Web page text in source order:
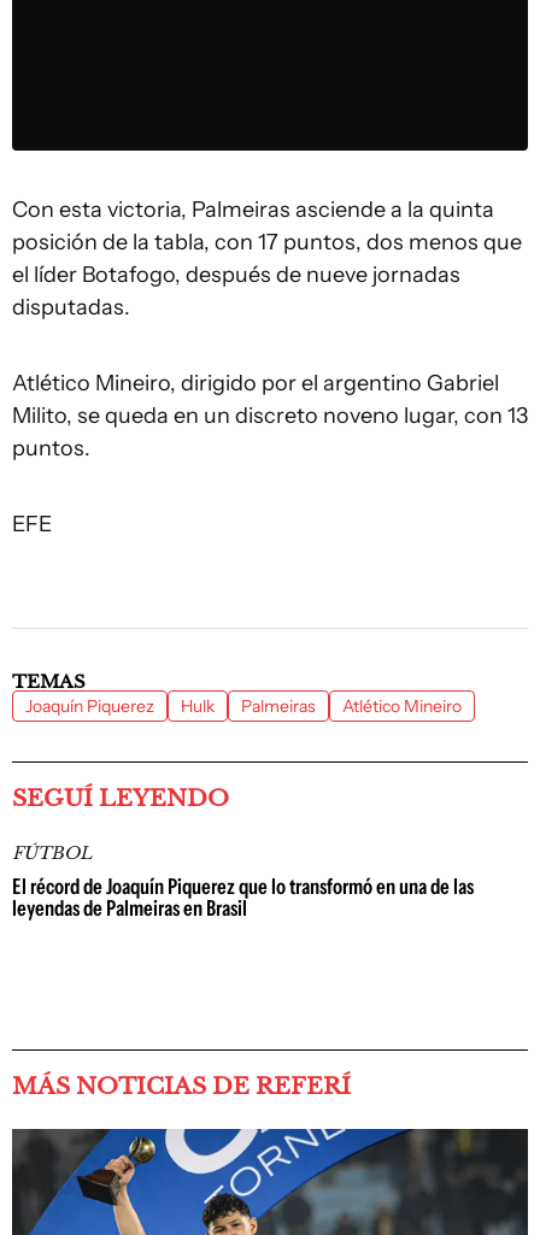
Con esta victoria, Palmeiras asciende a la quinta
posición de la tabla, con 17 puntos, dos menos que
el líder Botafogo, después de nueve jornadas
disputadas.
Atlético Mineiro, dirigido por el argentino Gabriel
Milito, se queda en un discreto noveno lugar, con 13
puntos.
EFE
TEMAS
Joaquín Piquerez Hulk Palmeiras Atlético Mineiro
SEGUÍ LEYENDO
FÚTBOL
El récord de Joaquín Piquerez que lo transformó en una de las
leyendas de Palmeiras en Brasil
MÁS NOTICIAS DE REFERÍ